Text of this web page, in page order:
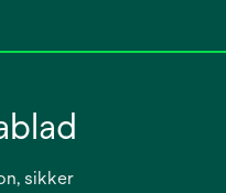
sikker